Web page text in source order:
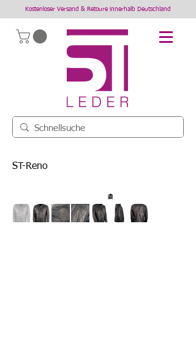
Kostenloser Versand & Retoure innerhalb Deutschland
ST-Reno